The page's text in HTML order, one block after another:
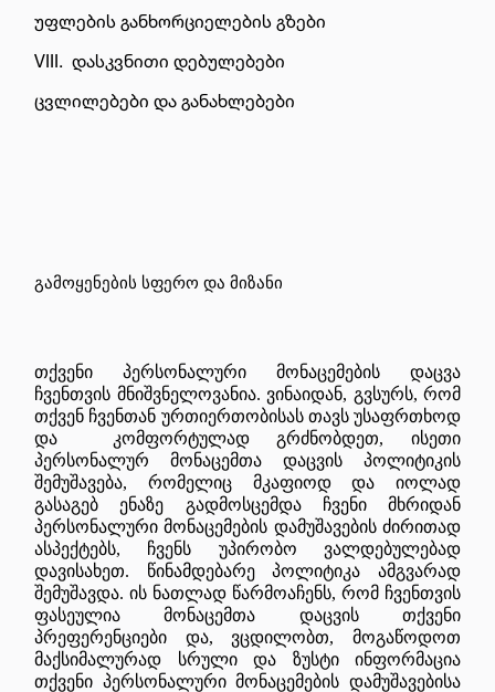
უფლების განხორციელების გზები
VIII. დასკვნითი დებულებები
ცვლილებები და განახლებები
გამოყენების სფერო და მიზანი
თქვენი პერსონალური მონაცემების დაცვა
ჩვენთვის მნიშვნელოვანია. ვინაიდან, გვსურს, რომ
თქვენ ჩვენთან ურთიერთობისას თავს უსაფრთხოდ
და კომფორტულად გრძნობდეთ, ისეთი
პერსონალურ მონაცემთა დაცვის პოლიტიკის
შემუშავება, რომელიც მკაფიოდ და იოლად
გასაგებ ენაზე გადმოსცემდა ჩვენი მხრიდან
პერსონალური მონაცემების დამუშავების ძირითად
ასპექტებს, ჩვენს უპირობო ვალდებულებად
დავისახეთ. წინამდებარე პოლიტიკა ამგვარად
შემუშავდა. ის ნათლად წარმოაჩენს, რომ ჩვენთვის
ფასეულია მონაცემთა დაცვის თქვენი
პრეფერენციები და, ვცდილობთ, მოგაწოდოთ
მაქსიმალურად სრული და ზუსტი ინფორმაცია
თქვენი პერსონალური მონაცემების დამუშავებისა